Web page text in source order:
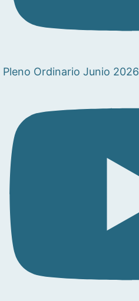
Pleno Ordinario Junio 2026